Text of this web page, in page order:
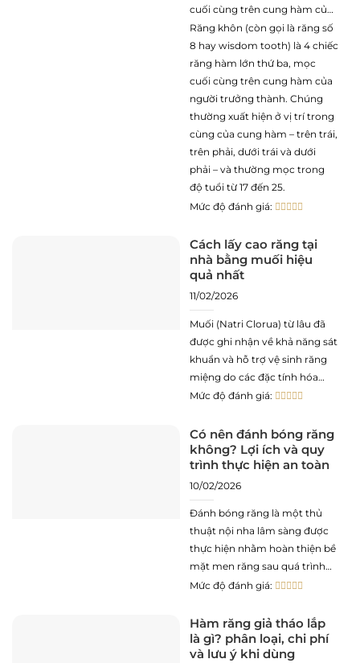
cuối cùng trên cung hàm của
người trưởng thành. Chúng
thường xuất hiện ở vị trí trong
cùng của cung hàm – trên trái,
trên phải, dưới trái và dưới
Răng khôn (còn gọi là răng số
8 hay wisdom tooth) là 4 chiếc
răng hàm lớn thứ ba, mọc
cuối cùng trên cung hàm của
người trưởng thành. Chúng
thường xuất hiện ở vị trí trong
cùng của cung hàm – trên trái,
trên phải, dưới trái và dưới
phải – và thường mọc trong
độ tuổi từ 17 đến 25.
Mức độ đánh giá:
Cách lấy cao răng tại
nhà bằng muối hiệu
quả nhất
11/02/2026
Muối (Natri Clorua) từ lâu đã
được ghi nhận về khả năng sát
khuẩn và hỗ trợ vệ sinh răng
miệng do các đặc tính hóa
học đặc trưng. Tuy nhiên, việc
tại nhà cần được xem xét dưới
góc độ y khoa
Mức độ đánh giá:
Có nên đánh bóng răng
không? Lợi ích và quy
trình thực hiện an toàn
10/02/2026
Đánh bóng răng là một thủ
thuật nội nha lâm sàng được
thực hiện nhằm hoàn thiện bề
mặt men răng sau quá trình
loại bỏ cao răng (cạo vôi răng).
này là giảm độ nhám bề mặt,
loại bỏ các vết dính
Mức độ đánh giá:
Hàm răng giả tháo lắp
là gì? phân loại, chi phí
và lưu ý khi dùng